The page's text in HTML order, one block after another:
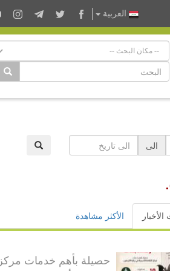
العربية
الى
الأكثر مشاهدة
حصيلة بأهم خدمات مركز